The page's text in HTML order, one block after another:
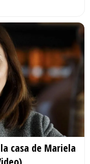
casa de Mariela